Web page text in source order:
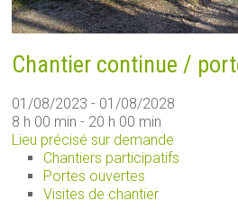
Chantier continue /
01/08/2023 - 01/08/2028
8 h 00 min - 20 h 00 min
Lieu précisé sur demande
Chantiers participatifs
Portes ouvertes
Visites de chantier